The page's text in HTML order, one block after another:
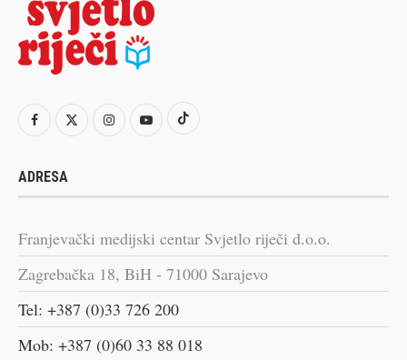
ADRESA
Franjevački medijski centar Svjetlo riječi d.o.o.
Zagrebačka 18, BiH - 71000 Sarajevo
Tel: +387 (0)33 726 200
Mob: +387 (0)60 33 88 018